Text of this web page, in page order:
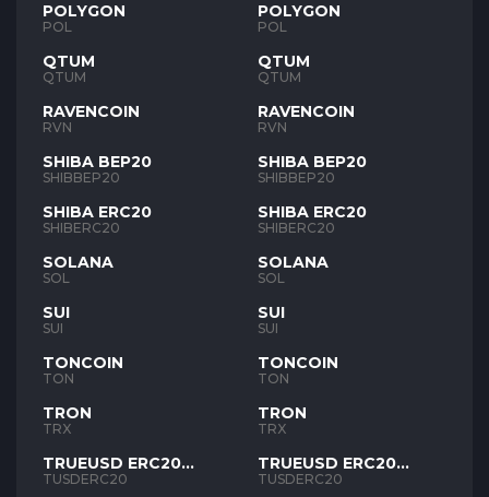
POLYGON
POL
QTUM
QTUM
RAVENCOIN
RVN
SHIBA BEP20
SHIBBEP20
SHIBA ERC20
SHIBERC20
SOLANA
SOL
SUI
SUI
TONCOIN
TON
TRON
TRX
TRUEUSD ERC20
TUSD
TUSDERC20
POLYGON
POL
QTUM
QTUM
RAVENCOIN
RVN
SHIBA BEP20
SHIBBEP20
SHIBA ERC20
SHIBERC20
SOLANA
SOL
SUI
SUI
TONCOIN
TON
TRON
TRX
TRUEUSD ERC20
TUSD
TUSDERC20